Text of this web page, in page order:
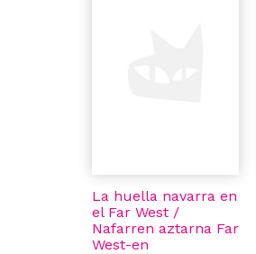
La huella navarra en
el Far West /
Nafarren aztarna Far
West-en